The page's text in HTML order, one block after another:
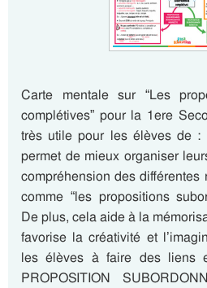
Carte mentale sur “Les
complétives” pour la 1ere
très utile pour les élèves de :
permet de mieux organiser
compréhension des différentes
comme “les propositions
De plus, cela aide à la
favorise la créativité et
les élèves à faire des liens
PROPOSITION